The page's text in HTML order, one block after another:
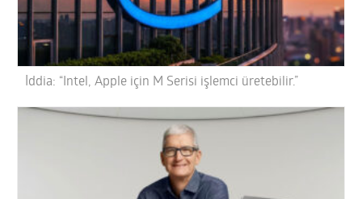
İddia: “Intel, Apple için M Serisi işlemci üretebilir.”